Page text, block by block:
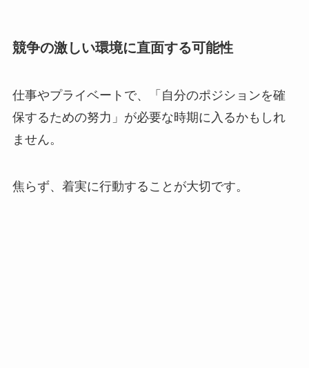
競争の激しい環境に直面する可能性
仕事やプライベートで、「自分のポジションを確
保するための努力」が必要な時期に入るかもしれ
ません。
焦らず、着実に行動することが大切です。